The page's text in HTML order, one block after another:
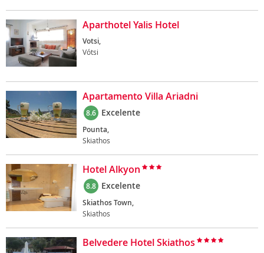
Aparthotel Yalis Hotel
Votsi,
Vótsi
Apartamento Villa Ariadni
8.6 Excelente
Pounta,
Skiathos
Hotel Alkyon
8.8 Excelente
Skiathos Town,
Skiathos
Belvedere Hotel Skiathos